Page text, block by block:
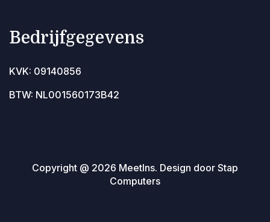
Bedrijfgegevens
KVK: 09140856
BTW: NL001560173B42
Copyright @ 2026 MeetIns. Design door Stap
Computers